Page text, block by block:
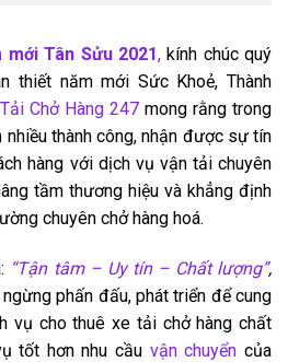
mới Tân Sửu 2021,kính chúc quý
thiết năm mới Sức Khoẻ, Thành
Chở Hàng 247 mong rằng trong
thành công, nhận được sự tín
hàng với dịch vụ vận tải chuyên
tầm thương hiệu và khẳng định
chuyên chở hàng hoá.
“Tận tâm – Uy tín – Chất lượng”,
phấn đấu, phát triển để cung
vụ cho thuê xe tải chở hàng chất
tốt hơn nhu cầu vận chuyển của